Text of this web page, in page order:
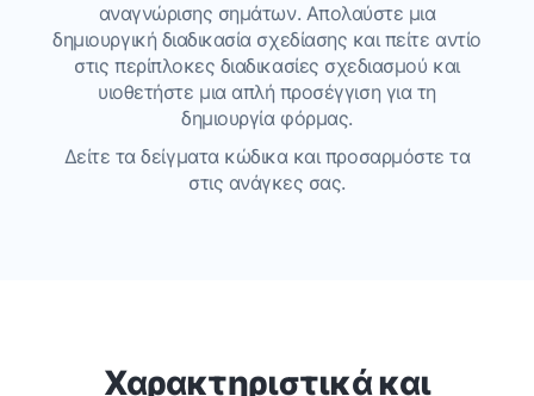
αναγνώρισης σημάτων. Απολαύστε μια
δημιουργική διαδικασία σχεδίασης και πείτε αντίο
στις περίπλοκες διαδικασίες σχεδιασμού και
υιοθετήστε μια απλή προσέγγιση για τη
δημιουργία φόρμας.
Δείτε τα δείγματα κώδικα και προσαρμόστε τα
στις ανάγκες σας.
Χαρακτηριστικά και